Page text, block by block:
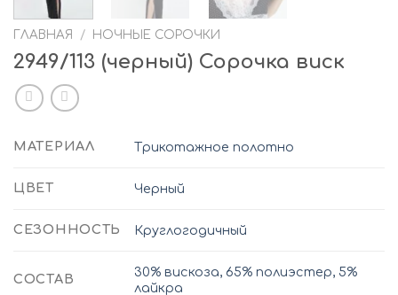
ГЛАВНАЯ / НОЧНЫЕ СОРОЧКИ
2949/113 (черный) Сорочка виск
МАТЕРИАЛ Трикотажное полотно
ЦВЕТ Черный
СЕЗОННОСТЬ Круглогодичный
СОСТАВ
30% вискоза, 65% полиэстер, 5%
лайкра